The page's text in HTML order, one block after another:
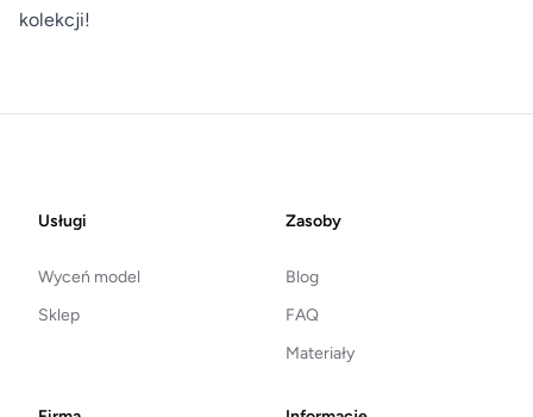
kolekcji!
FooterUsługi
Wyceń model
Sklep
Zasoby
Blog
FAQ
Materiały